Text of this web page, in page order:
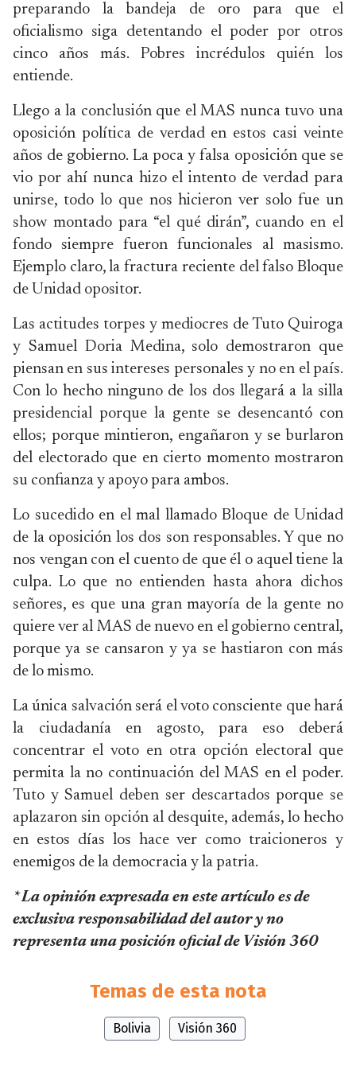
preparando la bandeja de oro para que el
oficialismo siga detentando el poder por otros
cinco años más. Pobres incrédulos quién los
entiende.
Llego a la conclusión que el MAS nunca tuvo una
oposición política de verdad en estos casi veinte
años de gobierno. La poca y falsa oposición que se
vio por ahí nunca hizo el intento de verdad para
unirse, todo lo que nos hicieron ver solo fue un
show montado para “el qué dirán”, cuando en el
fondo siempre fueron funcionales al masismo.
Ejemplo claro, la fractura reciente del falso Bloque
de Unidad opositor.
Las actitudes torpes y mediocres de Tuto Quiroga
y Samuel Doria Medina, solo demostraron que
piensan en sus intereses personales y no en el país.
Con lo hecho ninguno de los dos llegará a la silla
presidencial porque la gente se desencantó con
ellos; porque mintieron, engañaron y se burlaron
del electorado que en cierto momento mostraron
su confianza y apoyo para ambos.
Lo sucedido en el mal llamado Bloque de Unidad
de la oposición los dos son responsables. Y que no
nos vengan con el cuento de que él o aquel tiene la
culpa. Lo que no entienden hasta ahora dichos
señores, es que una gran mayoría de la gente no
quiere ver al MAS de nuevo en el gobierno central,
porque ya se cansaron y ya se hastiaron con más
de lo mismo.
La única salvación será el voto consciente que hará
la ciudadanía en agosto, para eso deberá
concentrar el voto en otra opción electoral que
permita la no continuación del MAS en el poder.
Tuto y Samuel deben ser descartados porque se
aplazaron sin opción al desquite, además, lo hecho
en estos días los hace ver como traicioneros y
enemigos de la democracia y la patria.
* La opinión expresada en este artículo es de
exclusiva responsabilidad del autor y no
representa una posición oficial de Visión 360
Temas de esta nota
Bolivia Visión 360